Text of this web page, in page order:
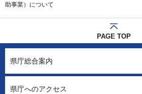
助事業）について
PAGE TOP
県庁総合案内
県庁へのアクセス